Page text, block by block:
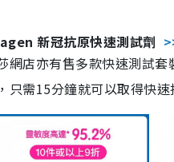
新冠抗原快速測試劑
網店亦有售多款快速測試
只需15分鐘就可以取得快